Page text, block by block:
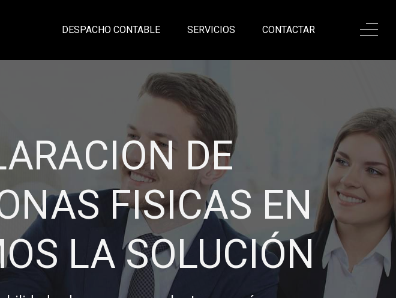
DESPACHO CONTABLE SERVICIOS CONTACTAR
clientes basadas en nuestro
a concretar sus aspiraciones